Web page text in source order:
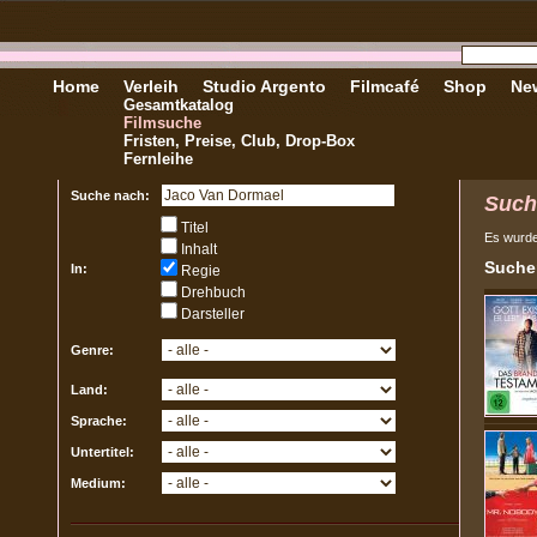
Home Verleih
Gesamtkatalog
Filmsuche
Fristen, Preise, Club, Drop-Box
Fernleihe
Studio Argento Filmcafé Shop
Suche nach:
In:
Titel
Inhalt
Regie
Drehbuch
Darsteller
Genre:
Land:
Sprache:
Untertitel:
Medium:
Es